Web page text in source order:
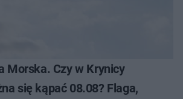
Morska. Czy w Krynicy
się kąpać 08.08? Flaga,